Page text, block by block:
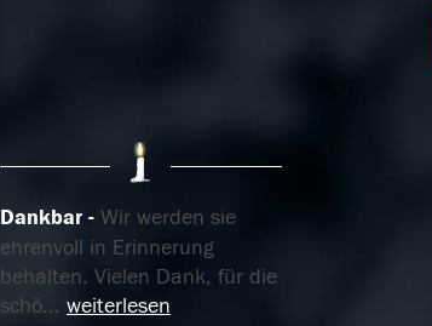
Dankbar
Wir werden sie
ehrenvoll in Erinnerung
behalten. Vielen Dank, für die
schö... weiterlesen